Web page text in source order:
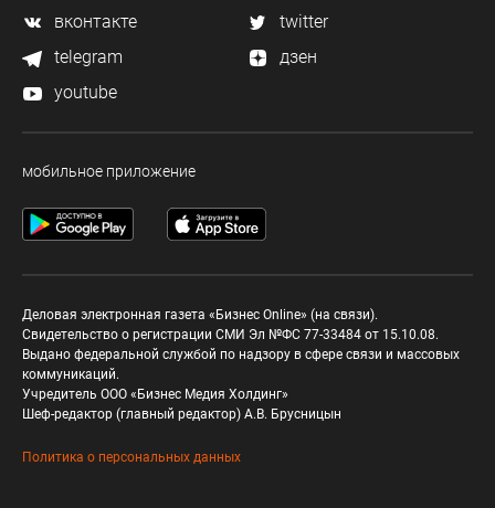
вконтакте
twitter
telegram
дзен
youtube
мобильное приложение
Деловая электронная газета «Бизнес Online» (на связи).
Свидетельство о регистрации СМИ Эл №ФС 77-33484 от 15.10.08.
Выдано федеральной службой по надзору в сфере связи и массовых
коммуникаций.
Учредитель ООО «Бизнес Медия Холдинг»
Шеф-редактор (главный редактор) А.В. Брусницын
Политика о персональных данных